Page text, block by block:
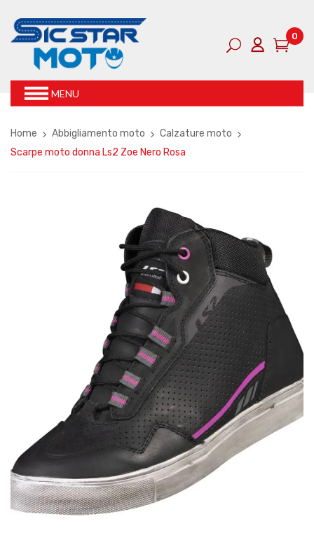
0
MENU
Home Abbigliamento moto
Calzature moto
Scarpe moto donna Ls2 Zoe Nero Rosa